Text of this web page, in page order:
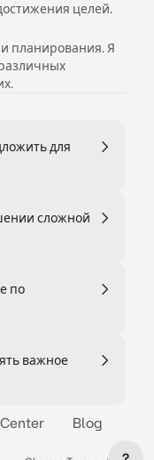
целей.
и планирования. Я
для
сложной
по
важное
Blog